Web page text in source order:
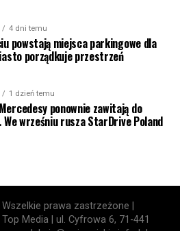
4 dni temu
powstają miejsca parkingowe dla
porządkuje przestrzeń
1 dzień temu
ponownie zawitają do
We wrześniu rusza StarDrive Poland
prawa zastrzeżone |
Media | ul. Cyfrowa 6, 71-441